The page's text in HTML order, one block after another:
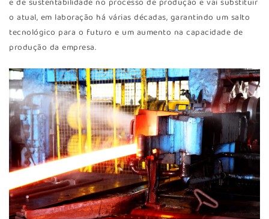
o atual, em laboração há várias décadas, garantindo um salto
tecnológico para o futuro e um aumento na capacidade de
produção da empresa.